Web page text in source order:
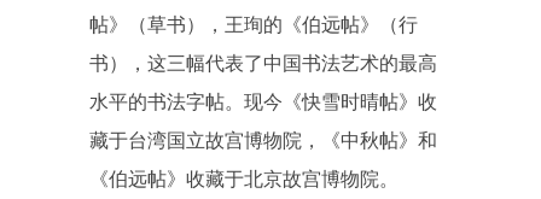
帖》（草书），王珣的《伯远帖》（行
书），这三幅代表了中国书法艺术的最高
水平的书法字帖。现今《快雪时晴帖》收
藏于台湾国立故宫博物院，《中秋帖》和
《伯远帖》收藏于北京故宫博物院。